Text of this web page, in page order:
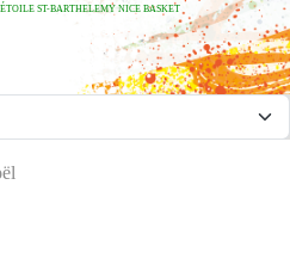
ÉTOILE ST-BARTHELEMY NICE BASKET